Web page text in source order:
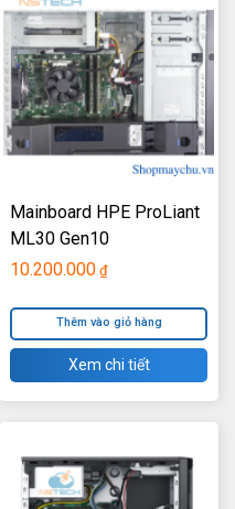
Mainboard HPE ProLiant
ML30 Gen10
10.200.000 ₫
Thêm vào giỏ hàng
Xem chi tiết